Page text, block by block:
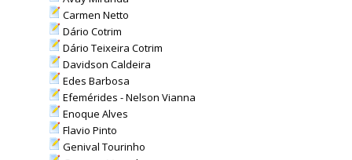
Carmen Netto
Dário Cotrim
Dário Teixeira Cotrim
Davidson Caldeira
Edes Barbosa
Efemérides - Nelson Vianna
Enoque Alves
Flavio Pinto
Genival Tourinho